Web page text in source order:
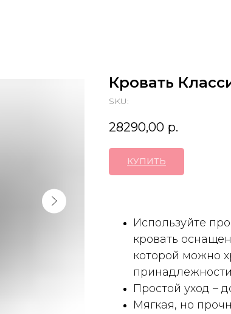
Кровать
SKU:
28290,00 р.
КУПИТЬ
Используйте
кровать
которой можно
Простой уход –
Мягкая, но